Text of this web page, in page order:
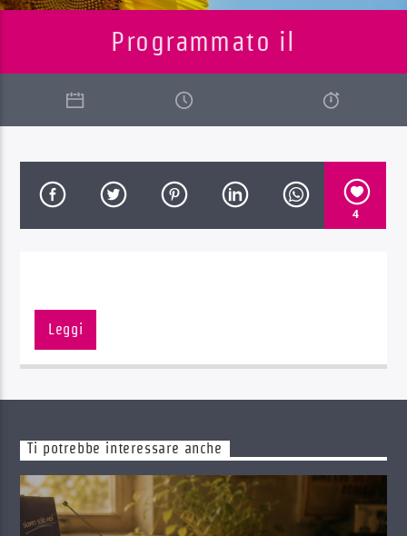
Programmato il
4
Nei pomeriggi dell’estate 2o22 le hit del
momento e i classici del passato.
Leggi
Ti potrebbe interessare anche